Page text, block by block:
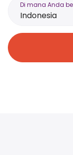
Di mana Anda
Indonesia